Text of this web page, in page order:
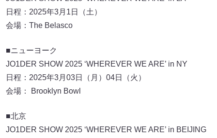
日程：2025年3月1日（土）
会場：The Belasco
■ニューヨーク
JO1DER SHOW 2025 ‘WHEREVER WE ARE’ in NY
日程：2025年3月03日（月）04日（火）
会場： Brooklyn Bowl
■北京
JO1DER SHOW 2025 ‘WHEREVER WE ARE’ in BEIJING